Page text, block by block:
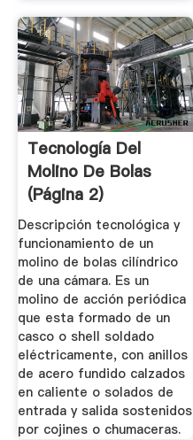
Tecnología Del
Molino De Bolas
(página 2)
Descripción tecnológica y
funcionamiento de un
molino de bolas cilíndrico
de una cámara. Es un
molino de acción periódica
que esta formado de un
casco o shell soldado
eléctricamente, con anillos
de acero fundido calzados
en caliente o solados de
entrada y salida sostenidos
por cojines o chumaceras.